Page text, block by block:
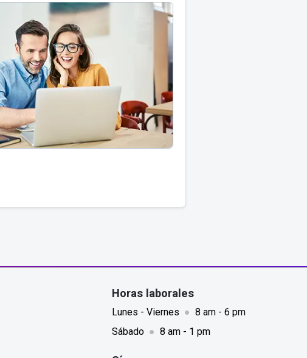
Horas laborales
Lunes - Viernes ● 8 am - 6 pm
Sábado ● 8 am - 1 pm